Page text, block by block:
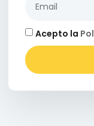
Acepto la